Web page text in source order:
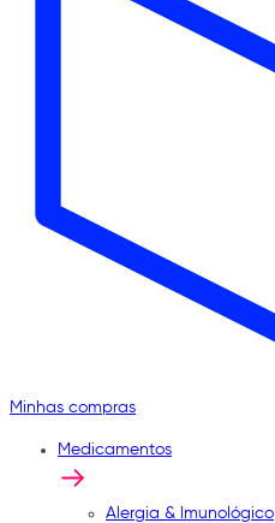
Minhas compras
Medicamentos
Alergia & Imunológico